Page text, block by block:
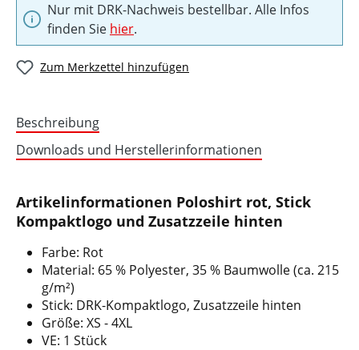
Nur mit DRK-Nachweis bestellbar. Alle Infos
finden Sie hier.
Zum Merkzettel hinzufügen
Beschreibung
Downloads und Herstellerinformationen
Artikelinformationen Poloshirt rot, Stick
Kompaktlogo und Zusatzzeile hinten
Farbe: Rot
Material: 65 % Polyester, 35 % Baumwolle (ca. 215
g/m²)
Stick: DRK-Kompaktlogo, Zusatzzeile hinten
Größe: XS - 4XL
VE: 1 Stück